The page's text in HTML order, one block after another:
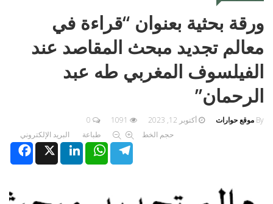
ورقة بحثية بعنوان “قراءة في
معالم تجديد مبحث المقاصد عند
الفيلسوف المغربي طه عبد
الرحمان”
By موقع حوارات أكتوبر 12, 2023
0
حجم الخط
طباعة
البريد الإلكتروني
XLinkedInWhatsAppTelegram